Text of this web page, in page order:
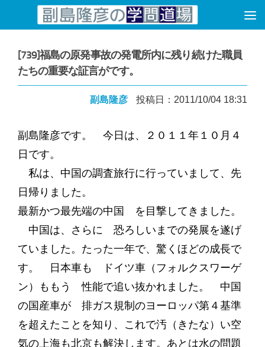
コンテンツへスキップ
[739]福島の原発事故の発電所内に残り続けた職員
たちの重要な証言がです。
副島隆彦 投稿日：2011/10/04 18:31
副島隆彦です。 今日は、２０１１年１０月４
日です。
私は、中国の調査旅行に行っていまして、先
日帰りました。
最新かつ最先端の中国 を目撃してきました。
中国は、さらに 恐ろしいまでの発展を遂げ
ていました。たった一年で、驚くほどの成長で
す。 日本車も ドイツ車（フォルクスワーゲ
ン）ももう 性能で追い抜かれました。 中国
の国産車が 排ガス規制のヨーロッパ第４基準
を超えたことを知り、これで汚（きたな）い空
気の上海も北京も解決します。あとは水の問題